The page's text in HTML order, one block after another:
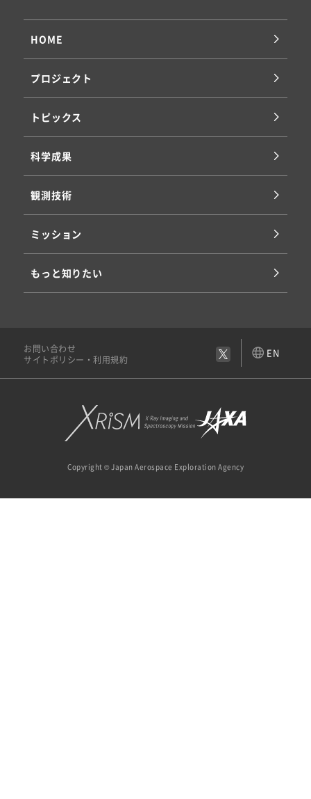
HOME
プロジェクト
トピックス
科学成果
観測技術
ミッション
もっと知りたい
お問い合わせ
サイトポリシー・利用規約
EN
Copyright © Japan Aerospace Exploration Agency